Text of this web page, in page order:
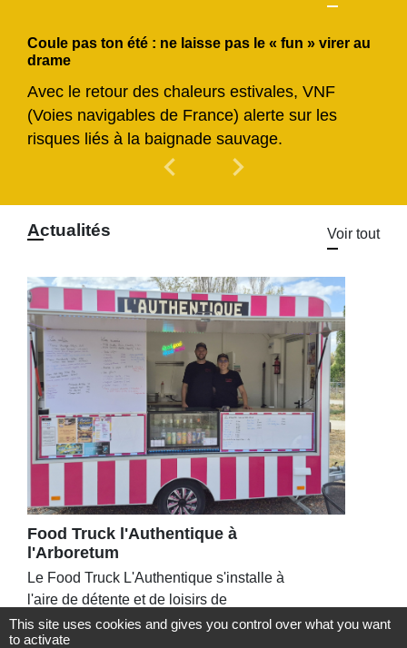
Coule pas ton été : ne laisse pas le « fun » virer au
drame
Avec le retour des chaleurs estivales, VNF
(Voies navigables de France) alerte sur les
risques liés à la baignade sauvage.
chevron_left Previous
chevron_right
Actualités Voir tout
Food Truck l'Authentique à
l'Arboretum
Le Food Truck L'Authentique s'installe à
l'aire de détente et de loisirs de
l'Arboretum, jusqu’au 6 septembre 2026
This site uses cookies and gives you control over what you want
to activate